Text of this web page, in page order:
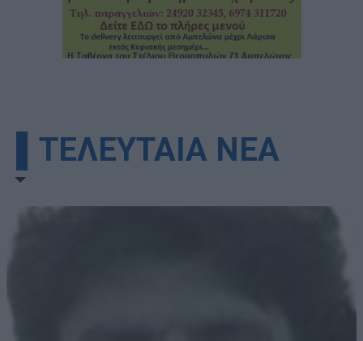
▌ΤΕΛΕΥΤΑΙΑ ΝΕΑ